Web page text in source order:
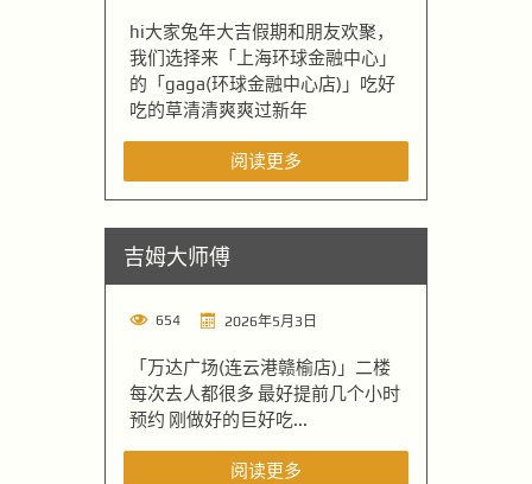
hi大家兔年大吉假期和朋友欢聚，
我们选择来「上海环球金融中心」
的「gaga(环球金融中心店)」吃好
吃的草清清爽爽过新年
阅读更多
吉姆大师傅
654 2026年5月3日
「万达广场(连云港赣榆店)」二楼
每次去人都很多 最好提前几个小时
预约 刚做好的巨好吃...
阅读更多